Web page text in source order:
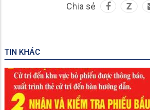
Chia sẻ Z
TIN KHÁC